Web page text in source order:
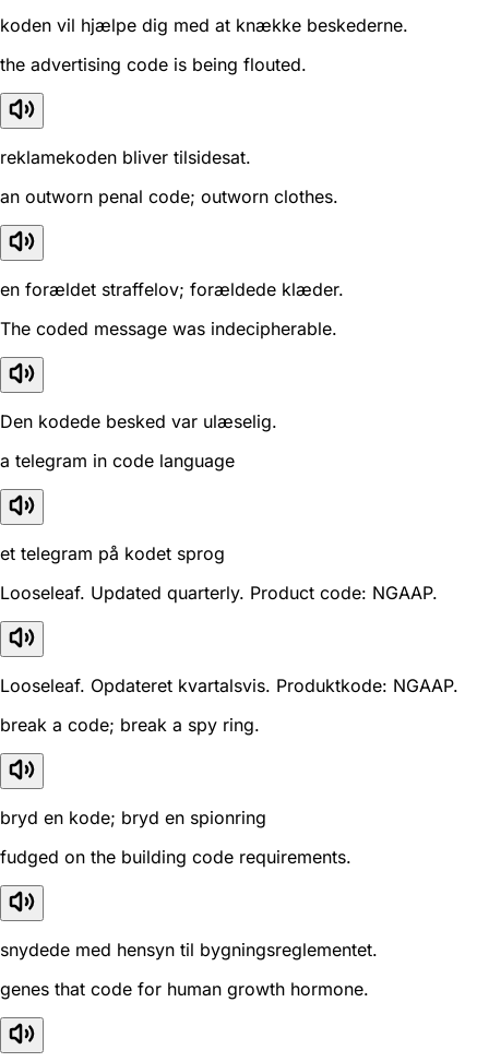
koden vil hjælpe dig med at knække beskederne.
the advertising code is being flouted.
reklamekoden bliver tilsidesat.
an outworn penal code; outworn clothes.
en forældet straffelov; forældede klæder.
The coded message was indecipherable.
Den kodede besked var ulæselig.
a telegram in code language
et telegram på kodet sprog
Looseleaf. Updated quarterly. Product code: NGAAP.
Looseleaf. Opdateret kvartalsvis. Produktkode: NGAAP.
break a code; break a spy ring.
bryd en kode; bryd en spionring
fudged on the building code requirements.
snydede med hensyn til bygningsreglementet.
genes that code for human growth hormone.